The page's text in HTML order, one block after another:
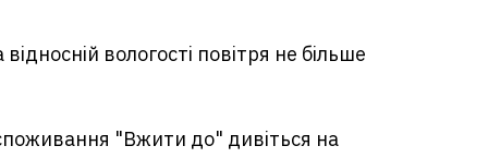
вологості повітря не більше
"Вжити до" дивіться на